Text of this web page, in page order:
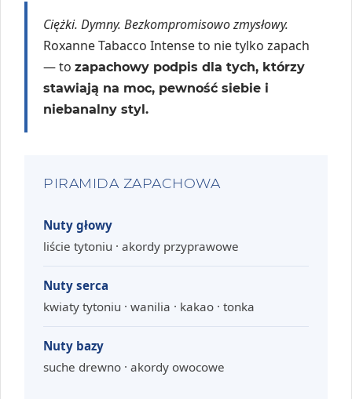
Ciężki. Dymny. Bezkompromisowo zmysłowy.
Roxanne Tabacco Intense to nie tylko zapach
— to zapachowy podpis dla tych, którzy
stawiają na moc, pewność siebie i
niebanalny styl.
PIRAMIDA ZAPACHOWA
Nuty głowy
liście tytoniu · akordy przyprawowe
Nuty serca
kwiaty tytoniu · wanilia · kakao · tonka
Nuty bazy
suche drewno · akordy owocowe